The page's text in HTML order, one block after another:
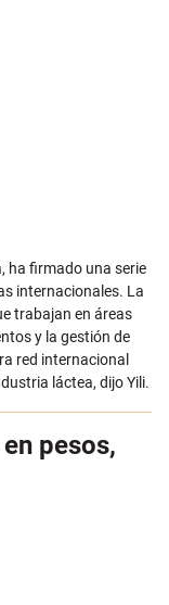
ha firmado una serie
internacionales. La
trabajan en áreas
y la gestión de
red internacional
láctea, dijo Yili.
pesos,